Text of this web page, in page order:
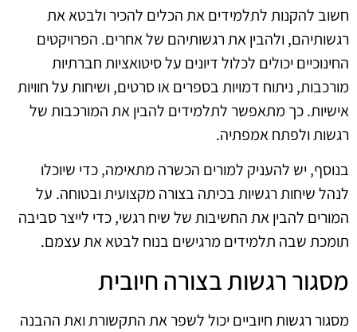
חשוב להקנות לתלמידים את הכלים להכיר ולבטא את
רגשותיהם, ולהבין את רגשותיהם של אחרים. הפרויקטים
החינוכיים יכולים לכלול דיונים על סיטואציות חברתיות
מורכבות, ניתוח דמויות בספרים או סרטים, ושיחות על חוויות
אישיות. כך מתאפשר לתלמידים להבין את המורכבות של
רגשות ולפתח אמפתיה.
בנוסף, יש להעניק למורים הכשרה מתאימה, כדי שיוכלו
לנהל שיחות רגשיות בכיתה בצורה מקצועית ובטוחה. על
המורים להבין את החשיבות של שיח רגשי, כדי לייצר סביבה
תומכת שבה תלמידים מרגישים בנוח לבטא את עצמם.
מסגור רגשות בצורה חיובית
מסגור רגשות חיוביים יכול לשפר את התקשורת ואת ההבנה